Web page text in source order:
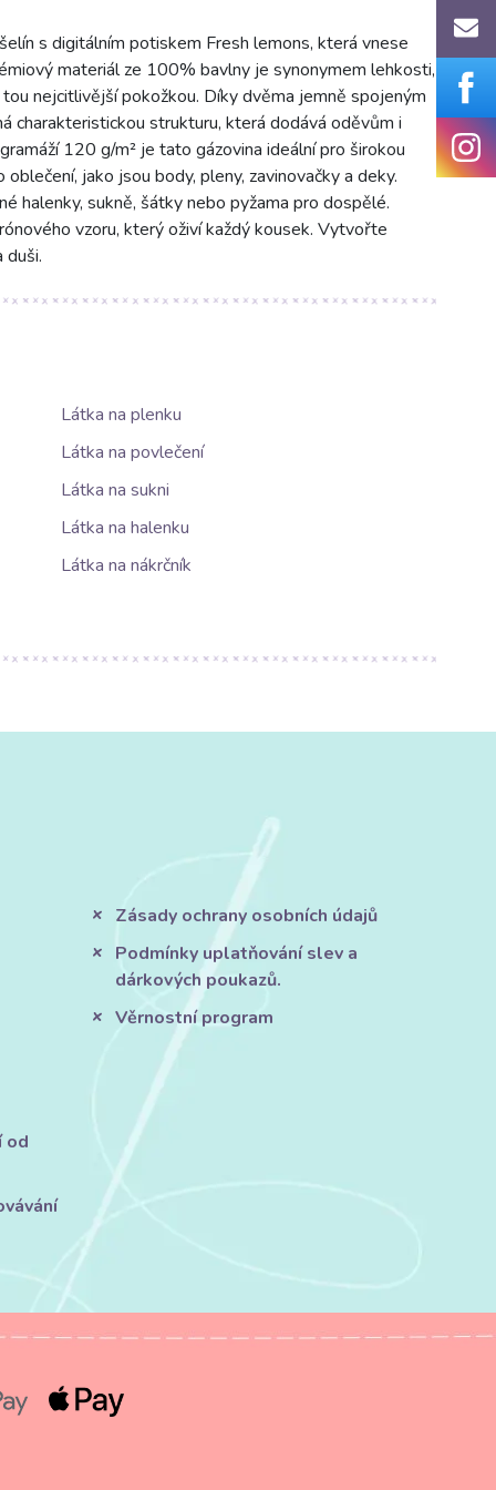
s digitálním potiskem Fresh lemons, která vnese
materiál ze 100% bavlny je synonymem lehkosti,
nejcitlivější pokožkou. Díky dvěma jemně spojeným
charakteristickou strukturu, která dodává oděvům i
120 g/m² je tato gázovina ideální pro širokou
jako jsou body, pleny, zavinovačky a deky.
halenky, sukně, šátky nebo pyžama pro dospělé.
vzoru, který oživí každý kousek. Vytvořte
duši.
Látka na plenku
Látka na povlečení
Látka na sukni
Látka na halenku
Látka na nákrčník
od
Zásady ochrany osobních údajů
Podmínky uplatňování slev a
dárkových poukazů.
Věrnostní program